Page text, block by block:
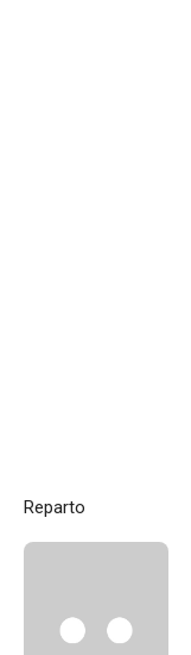
Reparto